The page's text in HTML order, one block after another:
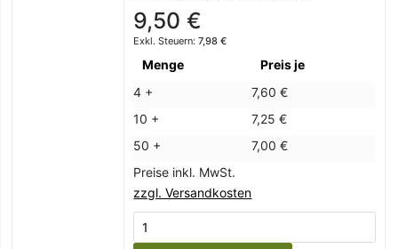
9,50 €
7,98 €
Menge
Preis je
4 +
7,60 €
10 +
7,25 €
50 +
7,00 €
Preise inkl. MwSt.
zzgl. Versandkosten